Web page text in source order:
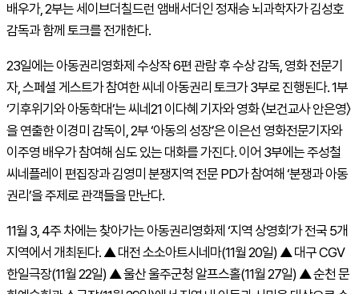
배우가, 2부는 세이브더칠드런 앰배서더인 정재승 뇌과학자가 김성호
감독과 함께 토크를 전개한다.
23일에는 아동권리영화제 수상작 6편 관람 후 수상 감독, 영화 전문기
자, 스페셜 게스트가 참여한 씨네 아동권리 토크가 3부로 진행된다. 1부
‘기후위기와 아동학대’는 씨네21 이다혜 기자와 영화 〈보건교사 안은영〉
을 연출한 이경미 감독이, 2부 ‘아동의 성장’은 이은선 영화전문기자와
이주영 배우가 참여해 심도 있는 대화를 가진다. 이어 3부에는 주성철
씨네플레이 편집장과 김영미 분쟁지역 전문 PD가 참여해 ‘분쟁과 아동
권리’을 주제로 관객들을 만난다.
11월 3, 4주 차에는 찾아가는 아동권리영화제 ‘지역 상영회’가 전국 5개
지역에서 개최된다. ▲ 대전 소소아트시네마(11월 20일) ▲ 대구 CGV
한일극장(11월 22일) ▲ 울산 울주군청 알프스홀(11월 27일) ▲ 순천 문